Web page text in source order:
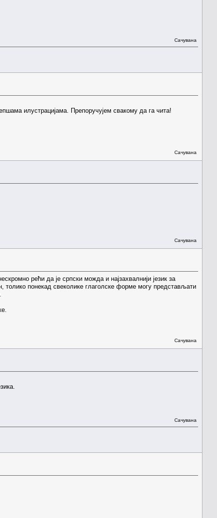
Сачувана
илустрацијама. Препоручујем свакому да га чита!
Сачувана
Сачувана
рећи да је српски можда и најзахвалнији језик за
понекад свеколике глаголске форме могу представљати
Сачувана
Сачувана